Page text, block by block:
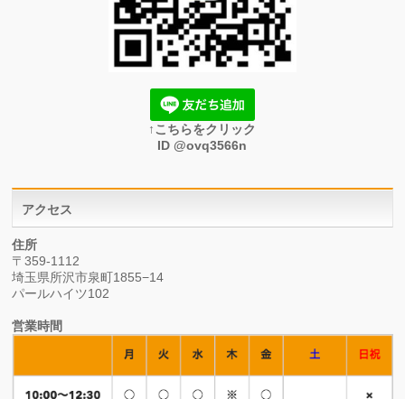
↑こちらをクリック
ID @ovq3566n
アクセス
住所
〒359-1112
埼玉県所沢市泉町1855−14
パールハイツ102
営業時間